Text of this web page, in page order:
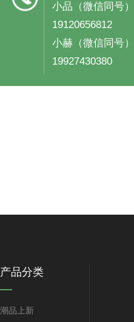
小品（微信同号）
19120656812
小赫（微信同号）
19927430380
产品分类
潮品上新